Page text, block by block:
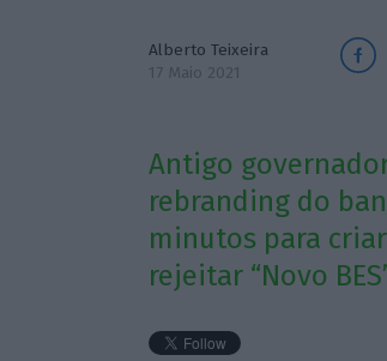
Alberto Teixeira
17 Maio 2021
Antigo
rebranding do
minutos para criar
rejeitar “Novo